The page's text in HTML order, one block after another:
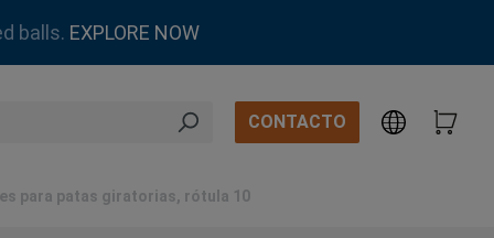
balls. EXPLORE NOW
CONTACTO
para patas giratorias, rótula 10